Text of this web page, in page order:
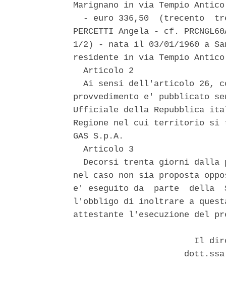
Marignano in via Tempio
- euro 336,50  (trecento
PERCETTI Angela - cf.
1/2) - nata il 03/01/1960 a
residente in via Tempio
  Articolo 2
Ai sensi dell'articolo 26,
provvedimento e' pubblicato
Ufficiale della Repubblica
Regione nel cui territorio si
GAS S.p.A.
  Articolo 3
Decorsi trenta giorni dalla
nel caso non sia proposta
e' eseguito da  parte  della
l'obbligo di inoltrare a questa
attestante l'esecuzione del
Il